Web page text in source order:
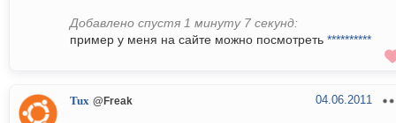
Добавлено спустя 1 минуту 7 секунд:
пример у меня на сайте можно посмотреть **********
Tux @Freak 04.06.2011